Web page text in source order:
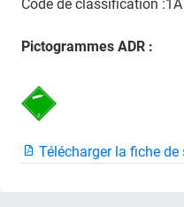
Code de classification :1A
Pictogrammes ADR :
Télécharger la fiche